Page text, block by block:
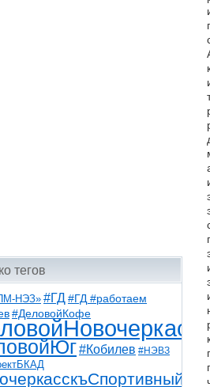
тегов
НЭЗ» #ГД #ГД #работаем
#ДеловойКофе
#Кобилев #НЭВЗ